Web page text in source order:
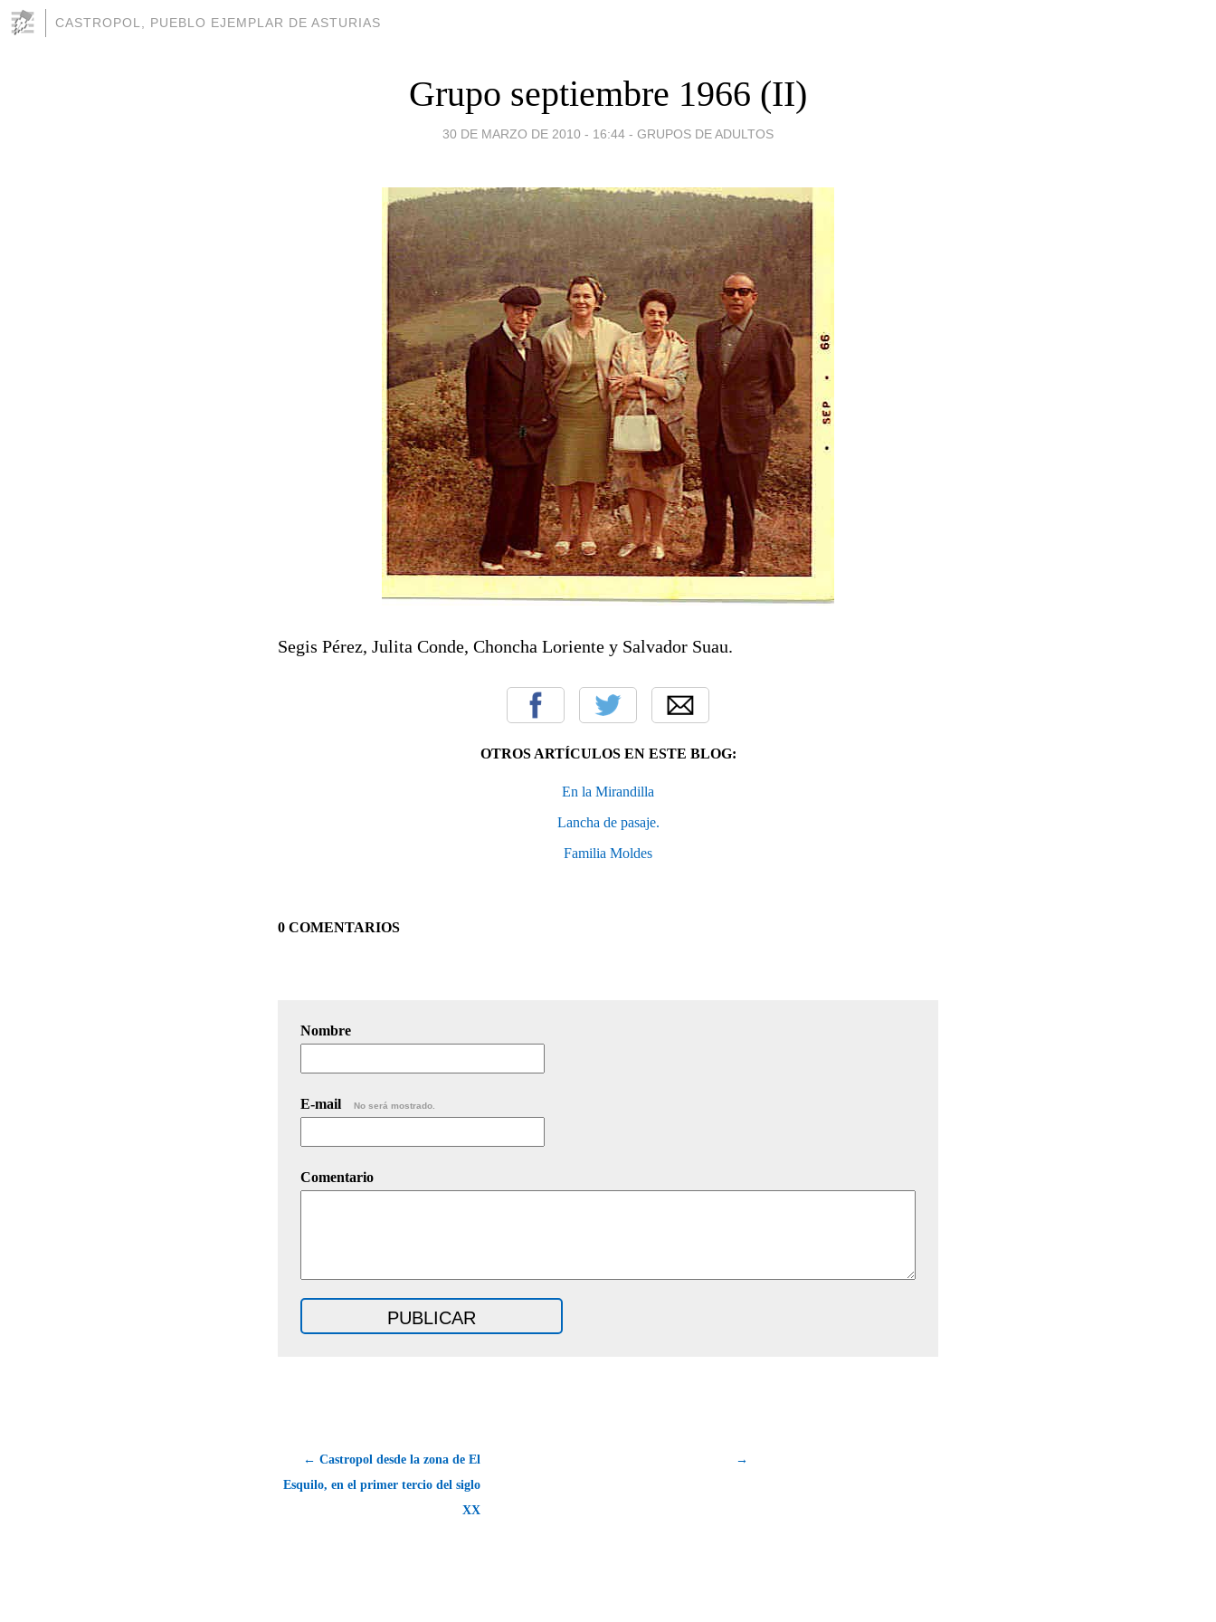
CASTROPOL, PUEBLO EJEMPLAR DE ASTURIAS
Grupo septiembre 1966 (II)
30 DE MARZO DE 2010 - 16:44 - GRUPOS DE ADULTOS
Segis Pérez, Julita Conde, Choncha Loriente y Salvador Suau.
OTROS ARTÍCULOS EN ESTE BLOG:
En la Mirandilla
Lancha de pasaje.
Familia Moldes
0 COMENTARIOS
Nombre
E-mail No será mostrado.
Comentario
← Castropol desde la zona de El
Esquilo, en el primer tercio del siglo
XX
→